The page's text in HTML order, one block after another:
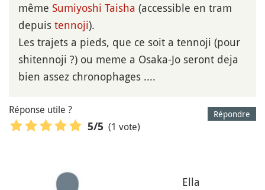
même Sumiyoshi Taisha (accessible en tram
depuis tennoji).
Les trajets a pieds, que ce soit a tennoji (pour
shitennoji ?) ou meme a Osaka-Jo seront deja
bien assez chronophages ....
Répondre
Réponse utile ?
5/5 (1 vote)
Ella